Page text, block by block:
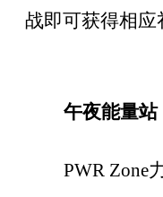
战即可获得相应
午夜能量
PWR Zone